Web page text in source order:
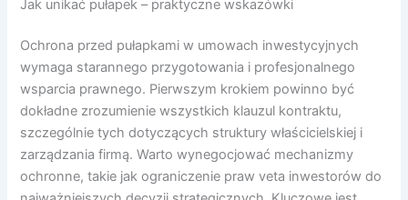
Jak unikać pułapek – praktyczne wskazówki
Ochrona przed pułapkami w umowach inwestycyjnych
wymaga starannego przygotowania i profesjonalnego
wsparcia prawnego. Pierwszym krokiem powinno być
dokładne zrozumienie wszystkich klauzul kontraktu,
szczególnie tych dotyczących struktury właścicielskiej i
zarządzania firmą. Warto wynegocjować mechanizmy
ochronne, takie jak ograniczenie praw veta inwestorów do